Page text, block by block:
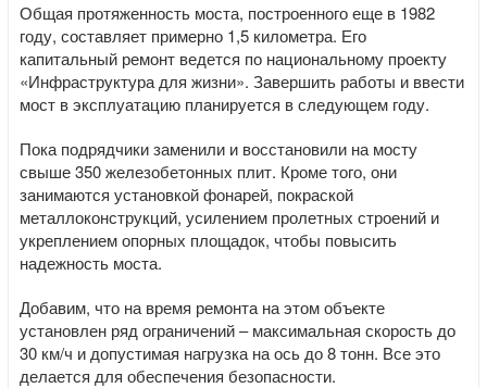
Общая протяженность моста, построенного еще в 1982
году, составляет примерно 1,5 километра. Его
капитальный ремонт ведется по национальному проекту
«Инфраструктура для жизни». Завершить работы и ввести
мост в эксплуатацию планируется в следующем году.
Пока подрядчики заменили и восстановили на мосту
свыше 350 железобетонных плит. Кроме того, они
занимаются установкой фонарей, покраской
металлоконструкций, усилением пролетных строений и
укреплением опорных площадок, чтобы повысить
надежность моста.
Добавим, что на время ремонта на этом объекте
установлен ряд ограничений – максимальная скорость до
30 км/ч и допустимая нагрузка на ось до 8 тонн. Все это
делается для обеспечения безопасности.